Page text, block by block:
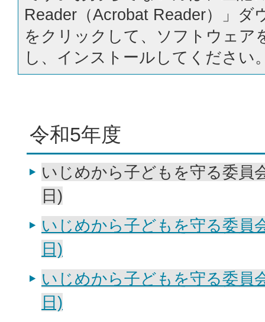
Reader（Acrobat Reader）」ダ
をクリックして、ソフトウェア
し、インストールしてください
令和5年度
いじめから子どもを守る委員
日)
いじめから子どもを守る委員
日)
いじめから子どもを守る委員
日)